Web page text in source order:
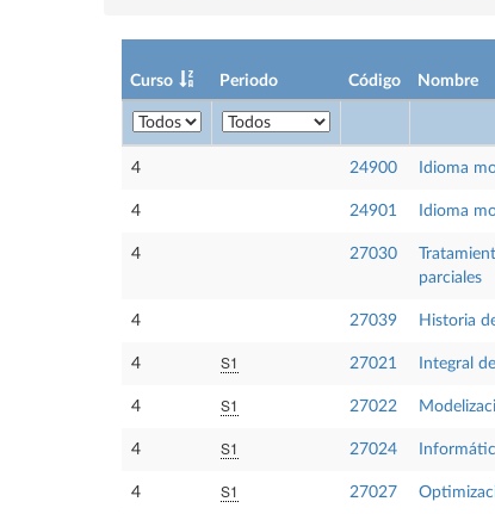
Curso Periodo Código Nombre
4 24900 Idioma
4 24901 Idioma
4 27030
parciales
4 27039 Historia
4 S1 27021 Integral
4 S1 27022
4 S1 27024
4 S1 27027